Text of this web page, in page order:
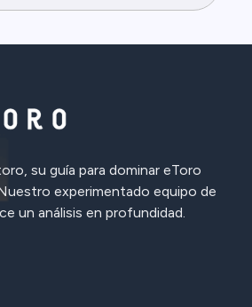
su guía para dominar eToro
experimentado equipo de
un análisis en profundidad.